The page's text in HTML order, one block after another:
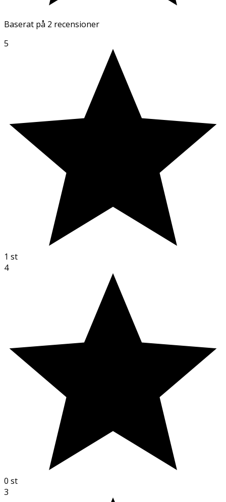
Baserat på 2 recensioner
5
1 st
4
0 st
3